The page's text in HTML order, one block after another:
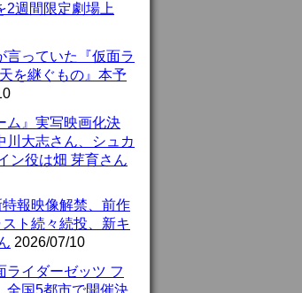
週間限定劇場上
言っていた『仮面ラ
を継ぐもの』本予
ム』実写映画化決
大志さん、シュカ
ン役は畑 芽育さん
特報映像解禁、前作
スト続々続投、新キ
2026/07/10
ライダーゼッツ フ
全国5都市で開催決